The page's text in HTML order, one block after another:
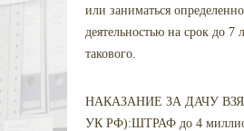
или заниматься
деятельностью на срок до 7
такового.
НАКАЗАНИЕ ЗА ДАЧУ
УК РФ):ШТРАФ до 4